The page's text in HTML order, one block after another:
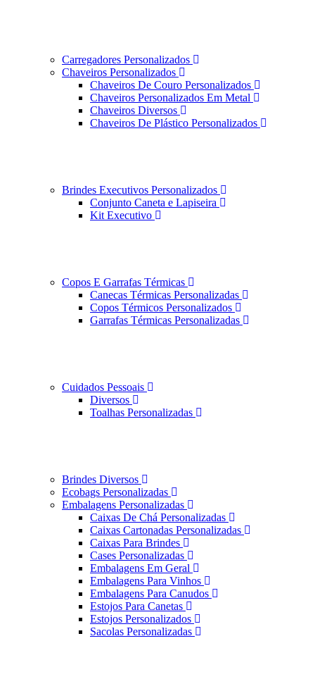
Carregadores Personalizados
Chaveiros Personalizados
Chaveiros De Couro Personalizados
Chaveiros Personalizados Em Metal
Chaveiros Diversos
Chaveiros De Plástico Personalizados
Brindes Executivos Personalizados
Conjunto Caneta e Lapiseira
Kit Executivo
Copos E Garrafas Térmicas
Canecas Térmicas Personalizadas
Copos Térmicos Personalizados
Garrafas Térmicas Personalizadas
Cuidados Pessoais
Diversos
Toalhas Personalizadas
Brindes Diversos
Ecobags Personalizadas
Embalagens Personalizadas
Caixas De Chá Personalizadas
Caixas Cartonadas Personalizadas
Caixas Para Brindes
Cases Personalizadas
Embalagens Em Geral
Embalagens Para Vinhos
Embalagens Para Canudos
Estojos Para Canetas
Estojos Personalizados
Sacolas Personalizadas